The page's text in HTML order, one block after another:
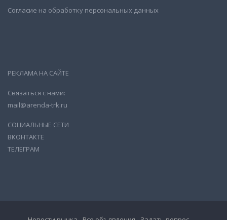
Согласие на обработку персональных данных
РЕКЛАМА НА САЙТЕ
Связаться с нами:
mail@arenda-trk.ru
СОЦИАЛЬНЫЕ СЕТИ
ВКОНТАКТЕ
ТЕЛЕГРАМ